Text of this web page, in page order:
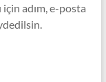
adım, e-posta